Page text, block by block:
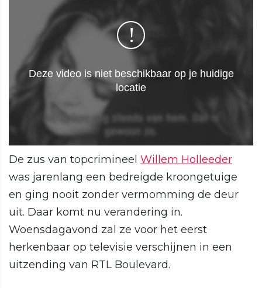
De zus van topcrimineel Willem Holleeder
was jarenlang een bedreigde kroongetuige
en ging nooit zonder vermomming de deur
uit. Daar komt nu verandering in.
Woensdagavond zal ze voor het eerst
herkenbaar op televisie verschijnen in een
uitzending van RTL Boulevard.